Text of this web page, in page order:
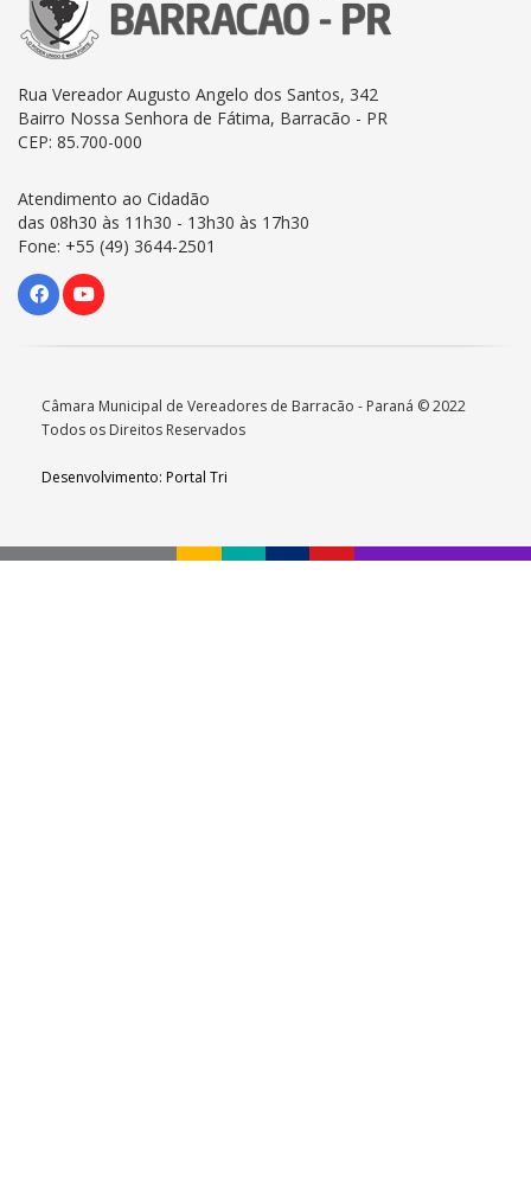
Rua Vereador Augusto Angelo dos Santos, 342
Bairro Nossa Senhora de Fátima, Barracão - PR
CEP: 85.700-000
Atendimento ao Cidadão
das 08h30 às 11h30 - 13h30 às 17h30
Fone: +55 (49) 3644-2501
Câmara Municipal de Vereadores de Barracão - Paraná © 2022
Todos os Direitos Reservados
Desenvolvimento: Portal Tri